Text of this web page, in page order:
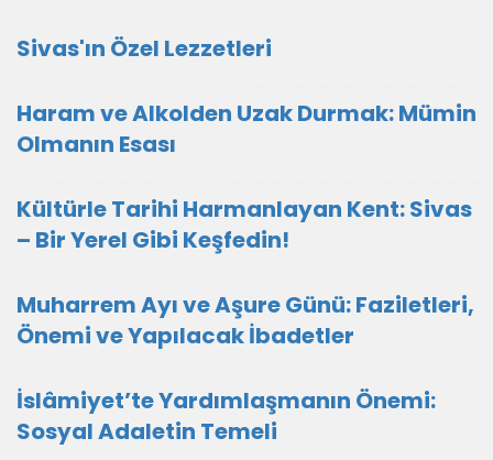
Sivas'ın Özel Lezzetleri
Haram ve Alkolden Uzak Durmak: Mümin
Olmanın Esası
Kültürle Tarihi Harmanlayan Kent: Sivas
– Bir Yerel Gibi Keşfedin!
Muharrem Ayı ve Aşure Günü: Faziletleri,
Önemi ve Yapılacak İbadetler
İslâmiyet’te Yardımlaşmanın Önemi:
Sosyal Adaletin Temeli